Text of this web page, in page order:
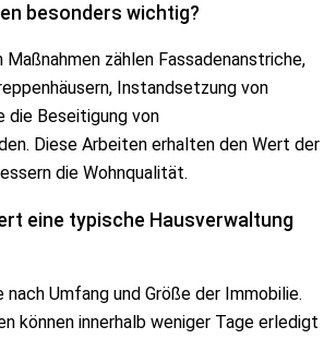
besonders wichtig?
zählen Fassadenanstriche,
Instandsetzung von
die Beseitigung von
Diese Arbeiten erhalten den Wert der
die Wohnqualität.
eine typische Hausverwaltung
nach Umfang und Größe der Immobilie.
können innerhalb weniger Tage erledigt